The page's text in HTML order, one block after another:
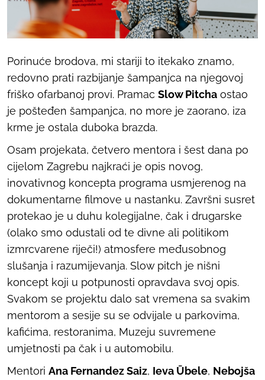
Porinuće brodova, mi stariji to itekako znamo,
redovno prati razbijanje šampanjca na njegovoj
friško ofarbanoj provi. Pramac Slow Pitcha ostao
je pošteđen šampanjca, no more je zaorano, iza
krme je ostala duboka brazda.
Osam projekata, četvero mentora i šest dana po
cijelom Zagrebu najkraći je opis novog,
inovativnog koncepta programa usmjerenog na
dokumentarne filmove u nastanku. Završni susret
protekao je u duhu kolegijalne, čak i drugarske
(olako smo odustali od te divne ali politikom
izmrcvarene riječi!) atmosfere međusobnog
slušanja i razumijevanja. Slow pitch je nišni
koncept koji u potpunosti opravdava svoj opis.
Svakom se projektu dalo sat vremena sa svakim
mentorom a sesije su se odvijale u parkovima,
kafićima, restoranima, Muzeju suvremene
umjetnosti pa čak i u automobilu.
Mentori Ana Fernandez Saiz, Ieva Ūbele, Nebojša